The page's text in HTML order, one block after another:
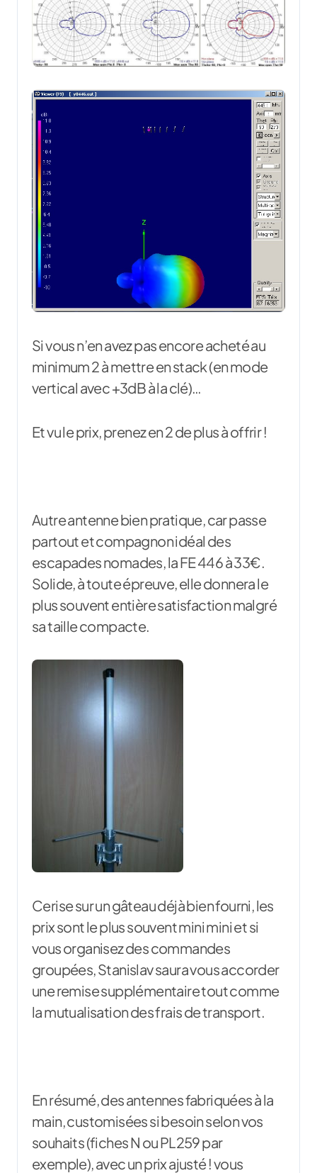
Si vous n’en avez pas encore acheté au
minimum 2 à mettre en stack (en mode
vertical avec +3dB à la clé)…
Et vu le prix, prenez en 2 de plus à offrir !
Autre antenne bien pratique, car passe
partout et compagnon idéal des
escapades nomades, la FE 446 à 33€.
Solide, à toute épreuve, elle donnera le
plus souvent entière satisfaction malgré
sa taille compacte.
Cerise sur un gâteau déjà bien fourni, les
prix sont le plus souvent mini mini et si
vous organisez des commandes
groupées, Stanislav saura vous accorder
une remise supplémentaire tout comme
la mutualisation des frais de transport.
En résumé, des antennes fabriquées à la
main, customisées si besoin selon vos
souhaits (fiches N ou PL259 par
exemple), avec un prix ajusté ! vous